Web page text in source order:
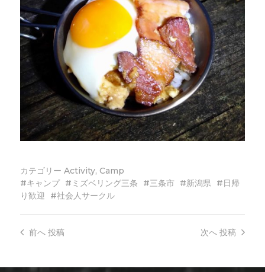
カテゴリー Activity, Camp
キャンプ
ミズベリング三条 三条市 新潟県
日帰
り歓迎
社会人サークル
次へ 投稿
前へ投稿